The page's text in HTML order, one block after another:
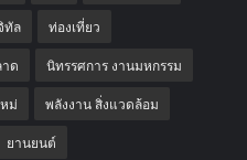
ทัล ท่องเที่ยว
ด นิทรรศการ งานมหกรรม
ม่ พลังงาน สิ่งแวดล้อม
‎ยานยนต์‎